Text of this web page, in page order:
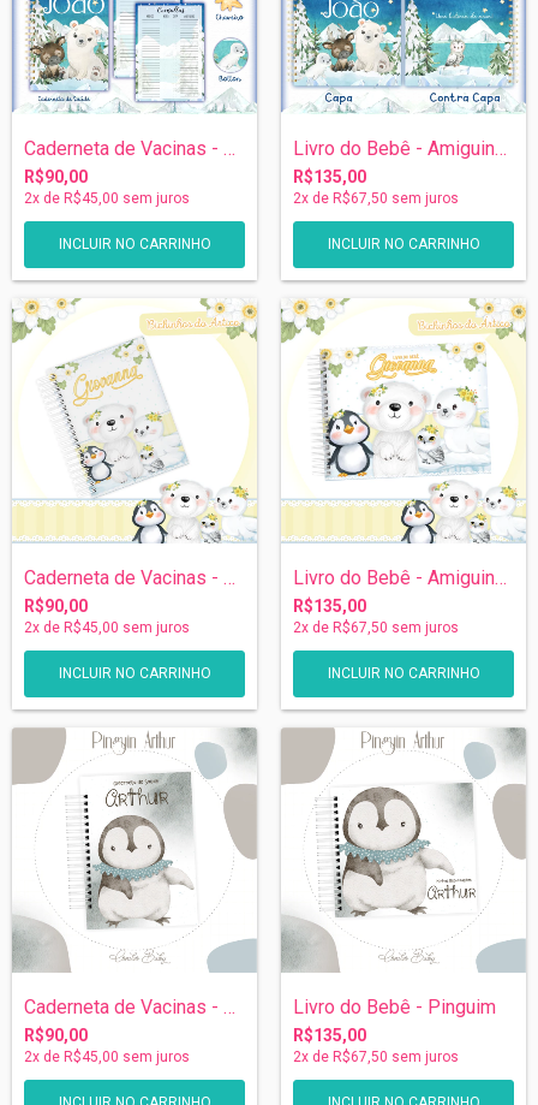
Caderneta de Vacinas - Amiguinhos do Gel...
R$90,00
2x de R$45,00 sem juros
Livro do Bebê - Amiguinhos do gelo
R$135,00
2x de R$67,50 sem juros
Caderneta de Vacinas - Amiguinhos do Gel...
R$90,00
2x de R$45,00 sem juros
Livro do Bebê - Amiguinhos do Gelo
R$135,00
2x de R$67,50 sem juros
Caderneta de Vacinas - Pinguim
R$90,00
2x de R$45,00 sem juros
Livro do Bebê - Pinguim
R$135,00
2x de R$67,50 sem juros